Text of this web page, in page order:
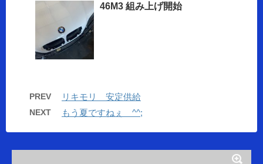
46M3 組み上げ開始
PREV リキモリ 安定供給
NEXT もう夏ですねぇ ^^;